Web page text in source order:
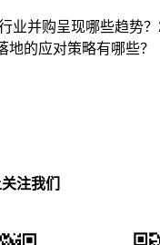
业并购呈现哪些趋势
的应对策略有哪些？
注我们